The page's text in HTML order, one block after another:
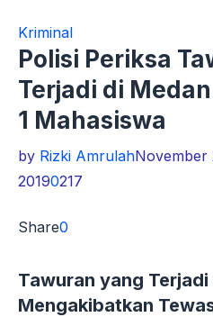
Kriminal
Polisi Periksa
Terjadi di
1 Mahasiswa
by Rizki AmrulahNovember
20190217
Share0
Tawuran yang Terjadi
Mengakibatkan